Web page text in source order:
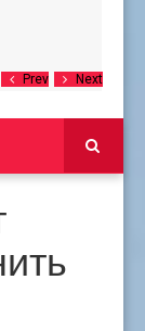
Prev Next